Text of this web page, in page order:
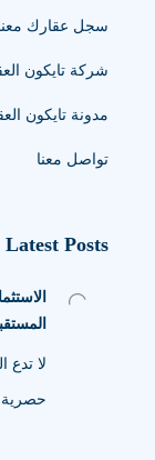
سجل عقارك معنا
شركة تايكون
مدونة تايكون
تواصل معنا
Latest Posts
لا تدع